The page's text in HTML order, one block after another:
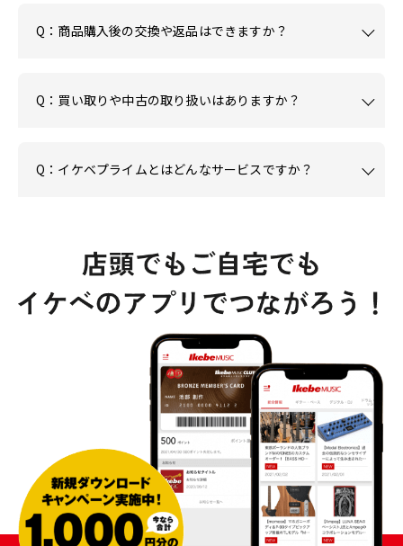
Q：商品購入後の交換や返品はできますか？
Q：買い取りや中古の取り扱いはありますか？
Q：イケベプライムとはどんなサービスですか？